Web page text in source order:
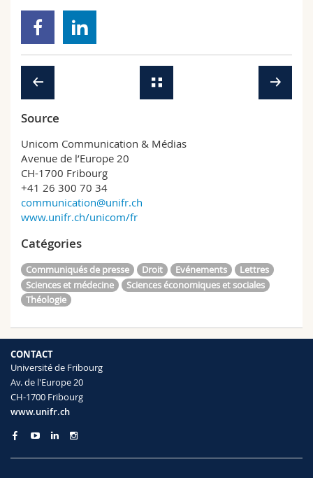
Source
Unicom Communication & Médias
Avenue de l’Europe 20
CH-1700 Fribourg
+41 26 300 70 34
communication@unifr.ch
www.unifr.ch/unicom/fr
Catégories
Communiqués de presse Droit Evénements
Lettres
Sciences et médecine
Sciences économiques et sociales
Théologie
CONTACT
Université de Fribourg
Av. de l'Europe 20
CH-1700 Fribourg
www.unifr.ch